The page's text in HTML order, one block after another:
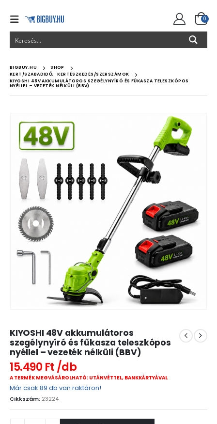
0
BIGBUY.HU
SHOP
KERT/SZABADIDŐ,
KERTÉSZKEDÉS/SZERSZÁMOK
KIYOSHI 48V AKKUMULÁTOROS SZEGÉLYNYÍRÓ ÉS FŰKASZA TELESZKÓPOS
NYÉLLEL – VEZETÉK NÉLKÜLI (BBV)
KIYOSHI 48V akkumulátoros
szegélynyíró és fűkasza teleszkópos
nyéllel – vezeték nélküli (BBV)
15.490 Ft
A TERMÉK MEGVÁSÁROLHATÓ: UTÁNVÉTTEL, BANKKÁRTYÁVAL
Már csak 89 db van raktáron!
Cikkszám: 23224